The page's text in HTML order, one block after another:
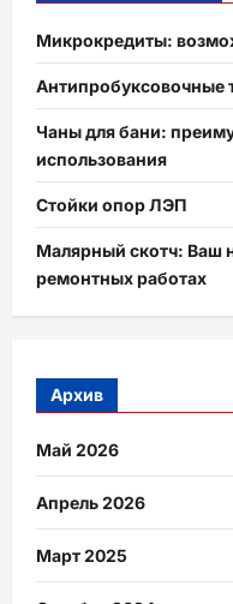
Микрокредиты:
Антипробуксовочные
Чаны для бани:
использования
Стойки опор ЛЭП
Малярный скотч: Ваш
ремонтных работах
Архив
Май 2026
Апрель 2026
Март 2025